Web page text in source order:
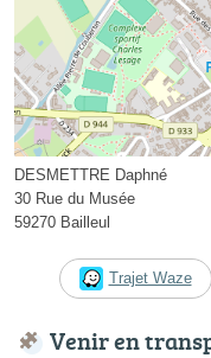
DESMETTRE Daphné
30 Rue du Musée
59270 Bailleul
Trajet Waze
Venir en